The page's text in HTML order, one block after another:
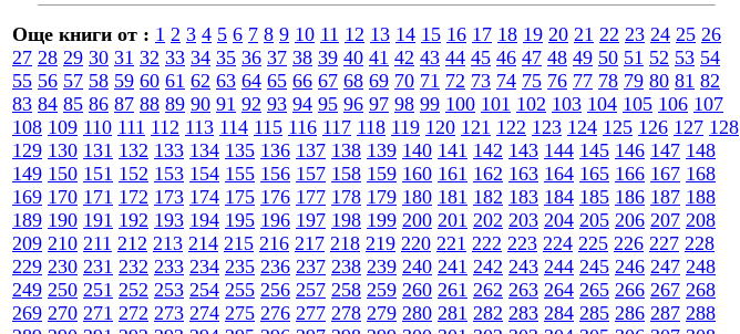
Още книги от : 1 2 3 4 5 6 7 8 9 10 11 12 13 14 15 16 17 18 19 20 21 22 23 24 25 26
27 28 29 30 31 32 33 34 35 36 37 38 39 40 41 42 43 44 45 46 47 48 49 50 51 52 53 54
55 56 57 58 59 60 61 62 63 64 65 66 67 68 69 70 71 72 73 74 75 76 77 78 79 80 81 82
83 84 85 86 87 88 89 90 91 92 93 94 95 96 97 98 99 100 101 102 103 104 105 106 107
108 109 110 111 112 113 114 115 116 117 118 119 120 121 122 123 124 125 126 127 128
129 130 131 132 133 134 135 136 137 138 139 140 141 142 143 144 145 146 147 148
149 150 151 152 153 154 155 156 157 158 159 160 161 162 163 164 165 166 167 168
169 170 171 172 173 174 175 176 177 178 179 180 181 182 183 184 185 186 187 188
189 190 191 192 193 194 195 196 197 198 199 200 201 202 203 204 205 206 207 208
209 210 211 212 213 214 215 216 217 218 219 220 221 222 223 224 225 226 227 228
229 230 231 232 233 234 235 236 237 238 239 240 241 242 243 244 245 246 247 248
249 250 251 252 253 254 255 256 257 258 259 260 261 262 263 264 265 266 267 268
269 270 271 272 273 274 275 276 277 278 279 280 281 282 283 284 285 286 287 288